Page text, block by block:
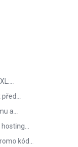
a…
kód…